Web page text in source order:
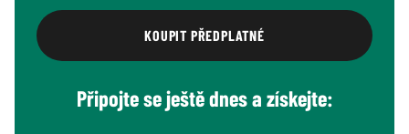
KOUPIT PŘEDPLATNÉ
Připojte se ještě dnes a získejte: